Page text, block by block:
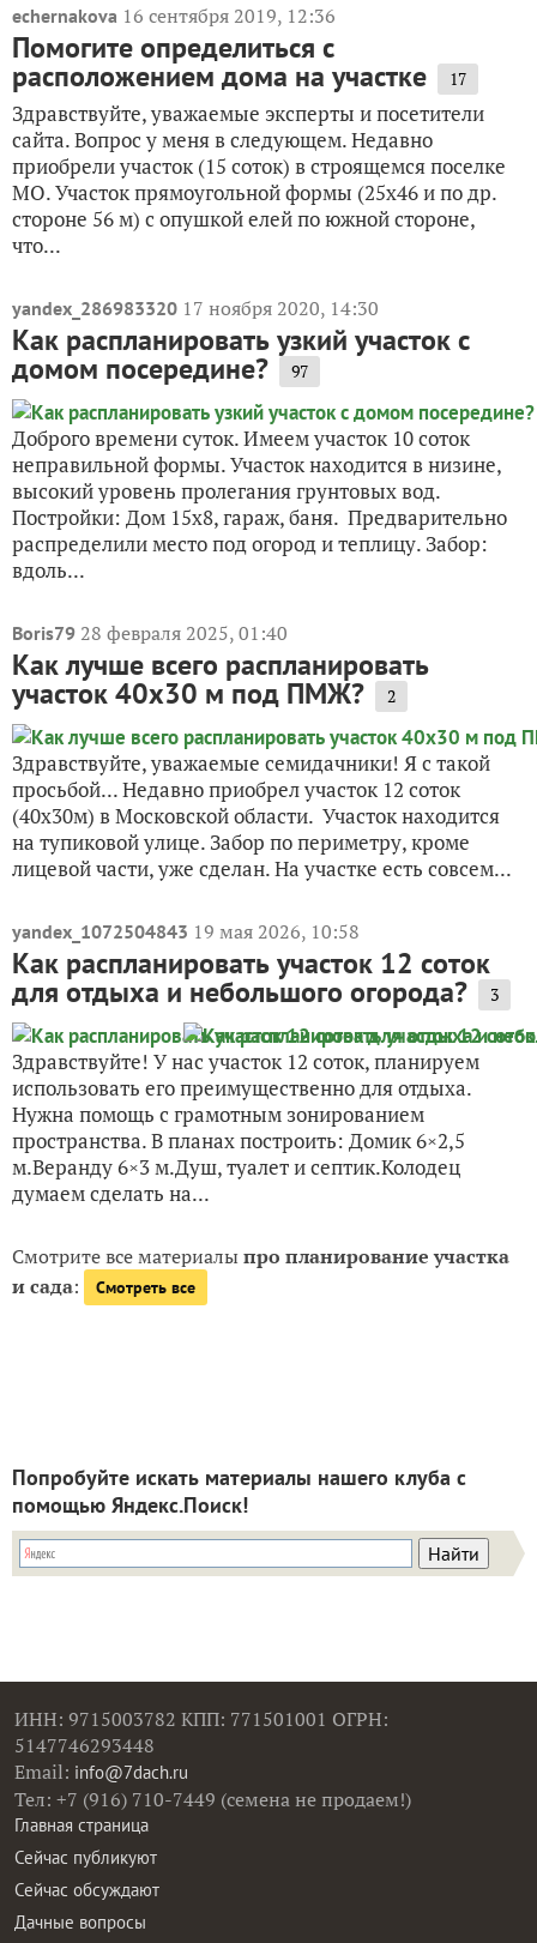
echernakova 16 сентября 2019, 12:36
Помогите определиться с
расположением дома на участке 17
Здравствуйте, уважаемые эксперты и посетители
сайта. Вопрос у меня в следующем. Недавно
приобрели участок (15 соток) в строящемся поселке
МО. Участок прямоугольной формы (25х46 и по др.
стороне 56 м) с опушкой елей по южной стороне,
что...
yandex_286983320 17 ноября 2020, 14:30
Как распланировать узкий участок с
домом посередине? 97
Доброго времени суток. Имеем участок 10 соток
неправильной формы. Участок находится в низине,
высокий уровень пролегания грунтовых вод.
Постройки: Дом 15х8, гараж, баня. Предварительно
распределили место под огород и теплицу. Забор:
вдоль...
Boris79 28 февраля 2025, 01:40
Как лучше всего распланировать
участок 40х30 м под ПМЖ? 2
Здравствуйте, уважаемые семидачники! Я с такой
просьбой... Недавно приобрел участок 12 соток
(40х30м) в Московской области. Участок находится
на тупиковой улице. Забор по периметру, кроме
лицевой части, уже сделан. На участке есть совсем...
yandex_1072504843 19 мая 2026, 10:58
Как распланировать участок 12 соток
для отдыха и небольшого огорода? 3
Здравствуйте! У нас участок 12 соток, планируем
использовать его преимущественно для отдыха.
Нужна помощь с грамотным зонированием
пространства. В планах построить: Домик 6×2,5
м.Веранду 6×3 м.Душ, туалет и септик.Колодец
думаем сделать на...
Смотрите все материалыпро планирование участка
и сада: Смотреть все
Попробуйте искать материалы нашего клуба с
помощью Яндекс.Поиск!
ИНН: 9715003782 КПП: 771501001 ОГРН:
5147746293448
Email: info@7dach.ru
Тел: +7 (916) 710-7449 (семена не продаем!)
Главная страница
Сейчас публикуют
Сейчас обсуждают
Дачные вопросы